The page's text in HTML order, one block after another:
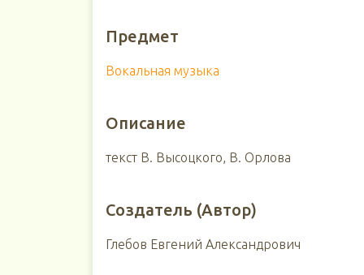
Предмет
Вокальная музыка
Описание
текст В. Высоцкого, В. Орлова
Создатель (Автор)
Глебов Евгений Александрович